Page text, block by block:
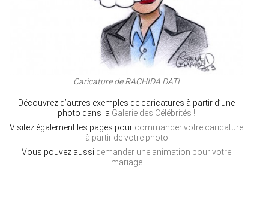
Caricature de RACHIDA DATI
Découvrez d’autres exemples de caricatures à partir d’une
photo dans la Galerie des Célébrités !
Visitez également les pages pour commander votre caricature
à partir de votre photo
Vous pouvez aussi demander une animation pour votre
mariage